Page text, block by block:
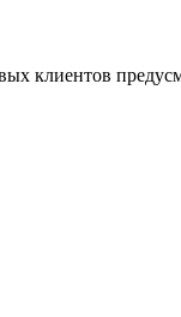
клиентов